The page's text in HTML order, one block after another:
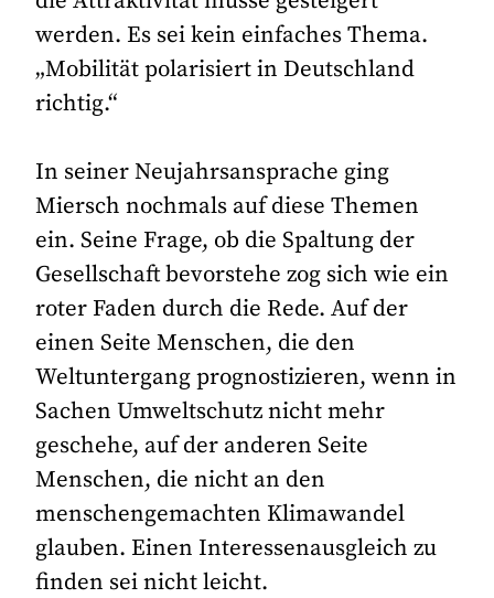
werden. Es sei kein einfaches Thema.
„Mobilität polarisiert in Deutschland
richtig.“
In seiner Neujahrsansprache ging
Miersch nochmals auf diese Themen
ein. Seine Frage, ob die Spaltung der
Gesellschaft bevorstehe zog sich wie ein
roter Faden durch die Rede. Auf der
einen Seite Menschen, die den
Weltuntergang prognostizieren, wenn in
Sachen Umweltschutz nicht mehr
geschehe, auf der anderen Seite
Menschen, die nicht an den
menschengemachten Klimawandel
glauben. Einen Interessenausgleich zu
finden sei nicht leicht.